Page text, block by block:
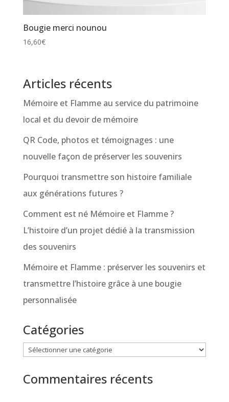
Bougie merci nounou
16,60€
Articles récents
Mémoire et Flamme au service du patrimoine
local et du devoir de mémoire
QR Code, photos et témoignages : une
nouvelle façon de préserver les souvenirs
Pourquoi transmettre son histoire familiale
aux générations futures ?
Comment est né Mémoire et Flamme ?
L’histoire d’un projet dédié à la transmission
des souvenirs
Mémoire et Flamme : préserver les souvenirs et
transmettre l’histoire grâce à une bougie
personnalisée
Catégories
Catégories
Commentaires récents